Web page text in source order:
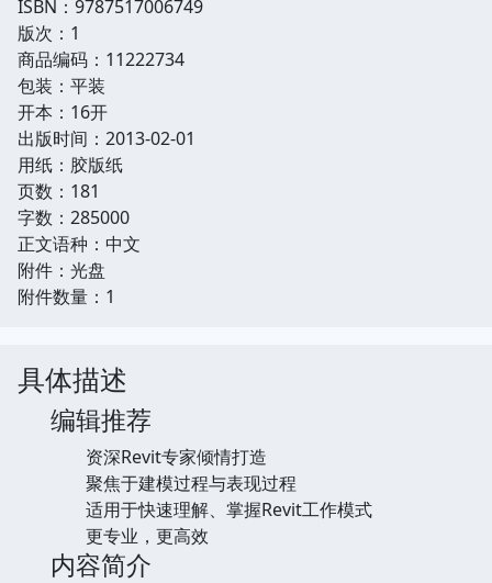
ISBN：9787517006749
版次：1
商品编码：11222734
包装：平装
开本：16开
出版时间：2013-02-01
用纸：胶版纸
页数：181
字数：285000
正文语种：中文
附件：光盘
附件数量：1
具体描述
编辑推荐
资深Revit专家倾情打造
聚焦于建模过程与表现过程
适用于快速理解、掌握Revit工作模式
更专业，更高效
内容简介